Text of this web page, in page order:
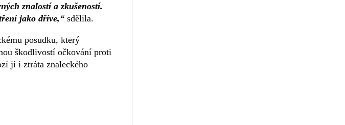
znalostí a zkušeností.
jako dříve,“ sdělila.
posudku, který
škodlivostí očkování proti
jí i ztráta znaleckého